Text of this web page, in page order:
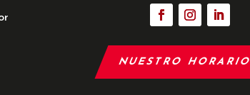
NUESTRO HORARIO